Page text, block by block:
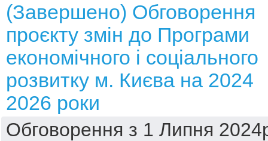
(Завершено) Обговорення
проєкту змін до Програми
економічного і соціального
розвитку м. Києва на 2024
2026 роки
Обговорення з 1 Липня